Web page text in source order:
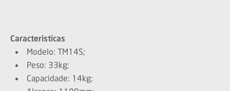
Caracteristicas
Modelo: TM14S;
Peso: 33kg;
Capacidade: 14kg;